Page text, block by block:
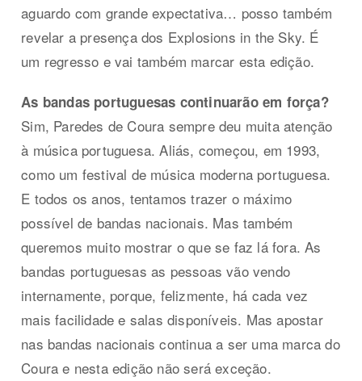
aguardo com grande expectativa… posso também
revelar a presença dos Explosions in the Sky. É
um regresso e vai também marcar esta edição.
As bandas portuguesas continuarão em força?
Sim, Paredes de Coura sempre deu muita atenção
à música portuguesa. Aliás, começou, em 1993,
como um festival de música moderna portuguesa.
E todos os anos, tentamos trazer o máximo
possível de bandas nacionais. Mas também
queremos muito mostrar o que se faz lá fora. As
bandas portuguesas as pessoas vão vendo
internamente, porque, felizmente, há cada vez
mais facilidade e salas disponíveis. Mas apostar
nas bandas nacionais continua a ser uma marca do
Coura e nesta edição não será exceção.